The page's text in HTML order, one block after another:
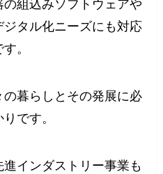
組込みソフトウェアや
タル化ニーズにも対応
。
暮らしとその発展に必
です。
インダストリー事業も